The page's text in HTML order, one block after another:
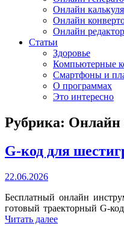
Онлайн
Онлайн
Онлайн
Статьи
Здоровье
Компьютерные
Смартфоны и
О программах
Это интересно
Рубрика: Онлайн
G-код для
22.06.2026
Бесплатный онлайн
готовый траекторный G-
Читать далее